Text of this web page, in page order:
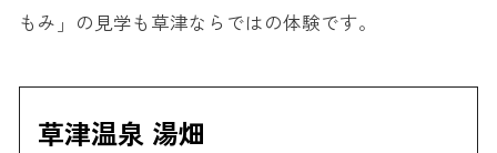
もみ」の見学も草津ならではの体験です。
草津温泉 湯畑